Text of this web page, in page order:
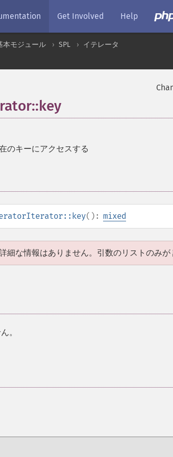
Get Involved Help
本モジュール SPL
イテレータ
のキーにアクセスする
(): mixed
細な情報はありません。引数のリストのみが
。